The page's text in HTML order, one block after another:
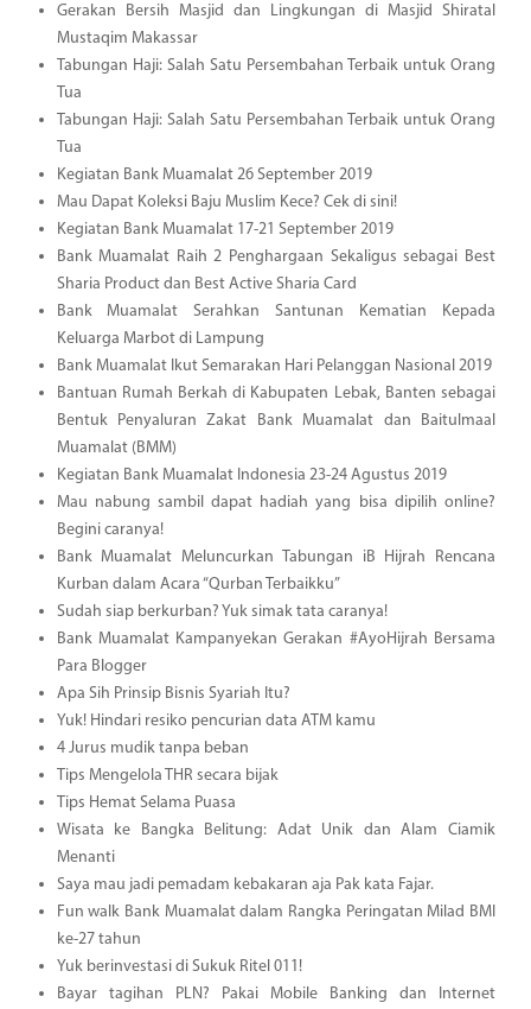
Gerakan Bersih Masjid dan Lingkungan di Masjid Shiratal
Mustaqim Makassar
Tabungan Haji: Salah Satu Persembahan Terbaik untuk Orang
Tua
Tabungan Haji: Salah Satu Persembahan Terbaik untuk Orang
Tua
Kegiatan Bank Muamalat 26 September 2019
Mau Dapat Koleksi Baju Muslim Kece? Cek di sini!
Kegiatan Bank Muamalat 17-21 September 2019
Bank Muamalat Raih 2 Penghargaan Sekaligus sebagai Best
Sharia Product dan Best Active Sharia Card
Bank Muamalat Serahkan Santunan Kematian Kepada
Keluarga Marbot di Lampung
Bank Muamalat Ikut Semarakan Hari Pelanggan Nasional 2019
Bantuan Rumah Berkah di Kabupaten Lebak, Banten sebagai
Bentuk Penyaluran Zakat Bank Muamalat dan Baitulmaal
Muamalat (BMM)
Kegiatan Bank Muamalat Indonesia 23-24 Agustus 2019
Mau nabung sambil dapat hadiah yang bisa dipilih online?
Begini caranya!
Bank Muamalat Meluncurkan Tabungan iB Hijrah Rencana
Kurban dalam Acara “Qurban Terbaikku”
Sudah siap berkurban? Yuk simak tata caranya!
Bank Muamalat Kampanyekan Gerakan #AyoHijrah Bersama
Para Blogger
Apa Sih Prinsip Bisnis Syariah Itu?
Yuk! Hindari resiko pencurian data ATM kamu
4 Jurus mudik tanpa beban
Tips Mengelola THR secara bijak
Tips Hemat Selama Puasa
Wisata ke Bangka Belitung: Adat Unik dan Alam Ciamik
Menanti
Saya mau jadi pemadam kebakaran aja Pak kata Fajar.
Fun walk Bank Muamalat dalam Rangka Peringatan Milad BMI
ke-27 tahun
Yuk berinvestasi di Sukuk Ritel 011!
Bayar tagihan PLN? Pakai Mobile Banking dan Internet